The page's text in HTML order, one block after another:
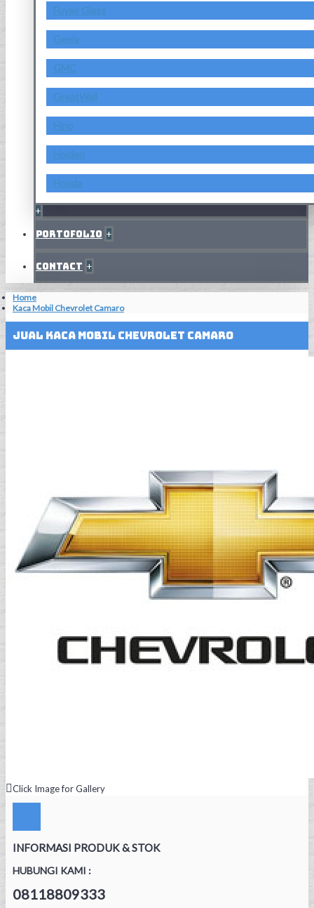
Fuyao Glass
Geely
GMC
GreatWall
Hino
Holden
Honda
+
Portofolio +
Contact +
Home
Kaca Mobil Chevrolet Camaro
Jual Kaca Mobil Chevrolet Camaro
Click Image for Gallery
INFORMASI PRODUK & STOK
HUBUNGI KAMI :
08118809333